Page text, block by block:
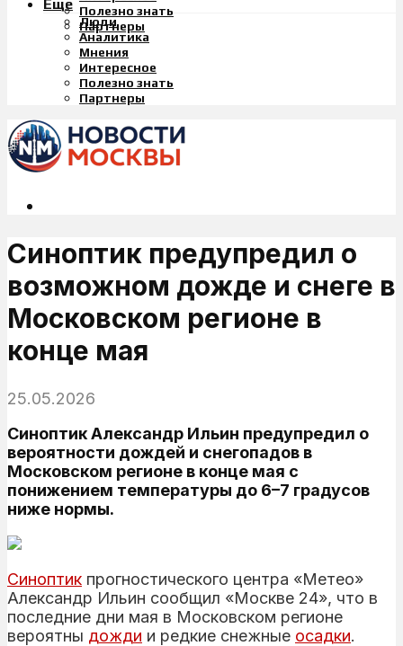
Полезно знать
Партнеры
Еще
Люди
Аналитика
Мнения
Интересное
Полезно знать
Партнеры
Синоптик предупредил о
возможном дожде и снеге в
Московском регионе в
конце мая
25.05.2026
Синоптик Александр Ильин предупредил о
вероятности дождей и снегопадов в
Московском регионе в конце мая с
понижением температуры до 6–7 градусов
ниже нормы.
Синоптик прогностического центра «Метео»
Александр Ильин сообщил «Москве 24», что в
последние дни мая в Московском регионе
вероятны дожди и редкие снежные осадки.